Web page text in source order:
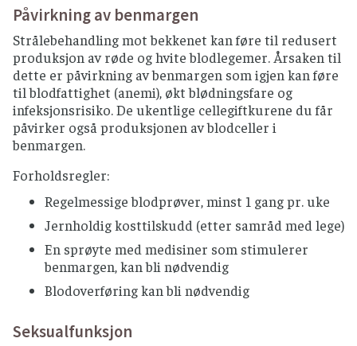
Påvirkning av benmargen
Strålebehandling mot bekkenet kan føre til redusert
produksjon av røde og hvite blodlegemer. Årsaken til
dette er påvirkning av benmargen som igjen kan føre
til blodfattighet (anemi), økt blødningsfare og
infeksjonsrisiko. De ukentlige cellegiftkurene du får
påvirker også produksjonen av blodceller i
benmargen.
Forholdsregler:
Regelmessige blodprøver, minst 1 gang pr. uke
Jernholdig kosttilskudd (etter samråd med lege)
En sprøyte med medisiner som stimulerer
benmargen, kan bli nødvendig
Blodoverføring kan bli nødvendig
Seksualfunksjon